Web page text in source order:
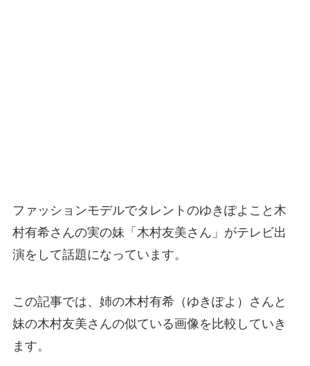
ファッションモデルでタレントのゆきぽよこと木
村有希さんの実の妹「木村友美さん」がテレビ出
演をして話題になっています。
この記事では、姉の木村有希（ゆきぽよ）さんと
妹の木村友美さんの似ている画像を比較していき
ます。